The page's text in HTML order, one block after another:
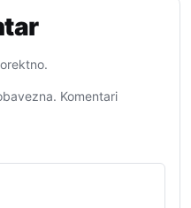
Komentari